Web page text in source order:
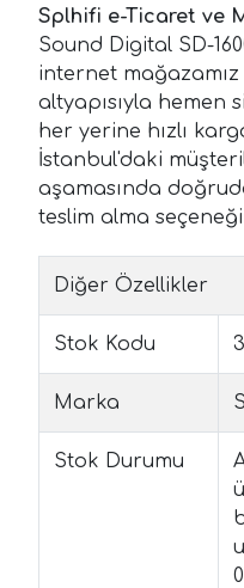
Splhifi e-Ticaret ve
Sound Digital SD-
internet
altyapısıyla hemen
her yerine hızlı
İstanbul'daki
aşamasında
teslim alma
Diğer Özellikler
Stok Kodu
Marka
Stok Durumu